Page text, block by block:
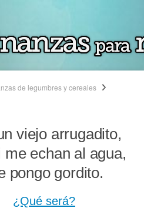
de legumbres y cereales
viejo arrugadito,
me echan al agua,
pongo gordito.
¿Qué será?